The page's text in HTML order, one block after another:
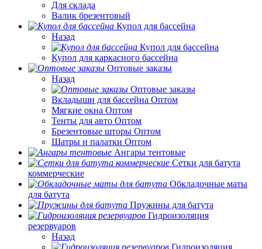
Для склада
Валик брезентовый
Купол для бассейна
Назад
Купол для бассейна
Купол для каркасного бассейна
Оптовые заказы
Назад
Оптовые заказы
Вкладыши для бассейна Оптом
Мягкие окна Оптом
Тенты для авто Оптом
Брезентовые шторы Оптом
Шатры и палатки Оптом
Ангары тентовые
Сетки для батута
коммерческие
Обкладочные маты
для батута
Пружины для батута
Гидроизоляция
резервуаров
Назад
Гидроизоляция